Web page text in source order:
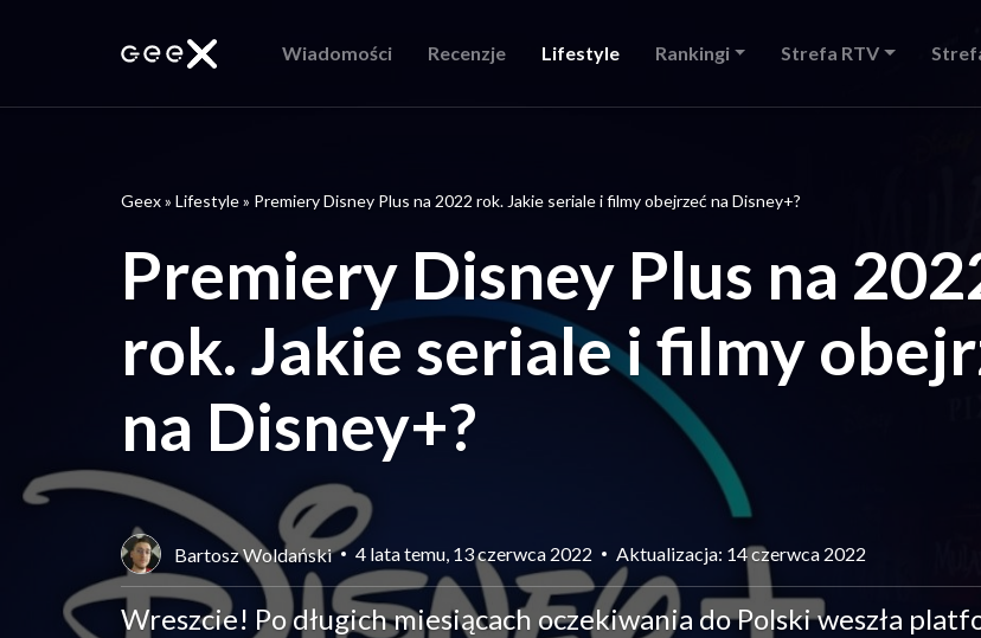
Wiadomości Recenzje Lifestyle Rankingi Strefa RTV
Geex» Lifestyle» Premiery Disney Plus na 2022 rok. Jakie seriale i filmy obejrzeć na Disney+?
Premiery Disney Plus na
rok. Jakie seriale i filmy
na Disney+?
Bartosz Woldański 4 lata temu, 13 czerwca 2022 Aktualizacja: 14 czerwca 2022
Wreszcie! Po długich miesiącach oczekiwania do Polski weszła